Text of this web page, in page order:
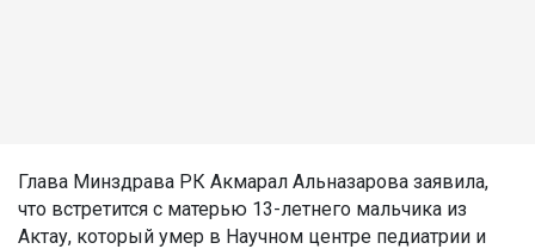
Глава Минздрава РК Акмарал Альназарова заявила,
что встретится с матерью 13-летнего мальчика из
Актау, который умер в Научном центре педиатрии и